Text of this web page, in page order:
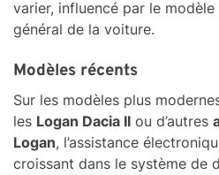
varier, influencé par le modèle
général de la voiture.
Modèles récents
Sur les modèles plus
les Logan Dacia II ou d’autres
Logan, l’assistance
croissant dans le système de